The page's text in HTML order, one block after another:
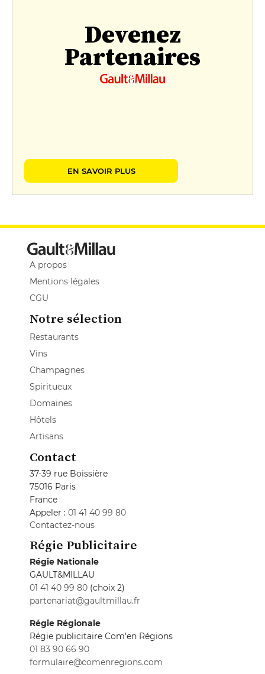
Devenez
Partenaires
EN SAVOIR PLUS
A propos
Mentions légales
CGU
Notre sélection
Restaurants
Vins
Champagnes
Spiritueux
Domaines
Hôtels
Artisans
Contact
37-39 rue Boissière
75016 Paris
France
Appeler : 01 41 40 99 80
Contactez-nous
Régie Publicitaire
Régie Nationale
GAULT&MILLAU
01 41 40 99 80 (choix 2)
partenariat@gaultmillau.fr
Régie Régionale
Régie publicitaire Com'en Régions
01 83 90 66 90
formulaire@comenregions.com